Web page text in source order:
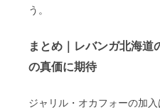
う。
まとめ｜レバンガ北海
の真価に期待
ジャリル・オカフォーの加